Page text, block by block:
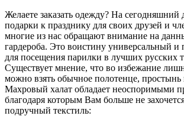
Желаете заказать одежду? На сегодняшний
подарки к празднику для своих друзей и
многие из нас обращают внимание на
гардероба. Это воистину универсальный и
для посещения парилки в лучших русских
Существует мнение, что во избежание
можно взять обычное полотенце, простынь
Махровый халат обладает неоспоримыми
благодаря которым Вам больше не
подручный текстиль: